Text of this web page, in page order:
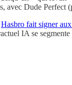
avec Dude Perfect
Hasbro fait signer
IA se